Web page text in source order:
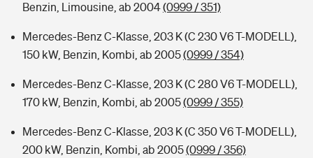
Benzin, Limousine, ab 2004(0999 / 351)
Mercedes-Benz C-Klasse, 203 K (C 230 V6 T-MODELL),
150 kW, Benzin, Kombi, ab 2005(0999 / 354)
Mercedes-Benz C-Klasse, 203 K (C 280 V6 T-MODELL),
170 kW, Benzin, Kombi, ab 2005(0999 / 355)
Mercedes-Benz C-Klasse, 203 K (C 350 V6 T-MODELL),
200 kW, Benzin, Kombi, ab 2005(0999 / 356)